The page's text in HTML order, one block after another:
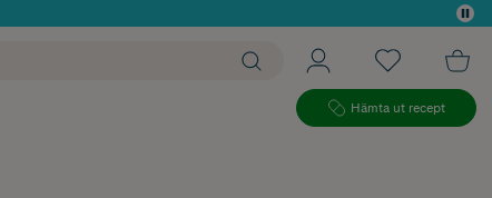
Hämta ut recept